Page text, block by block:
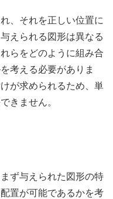
、それを正しい位置に
えられる図形は異なる
らをどのように組み合
考える必要がありま
が求められるため、単
きません。
ず与えられた図形の特
置が可能であるかを考